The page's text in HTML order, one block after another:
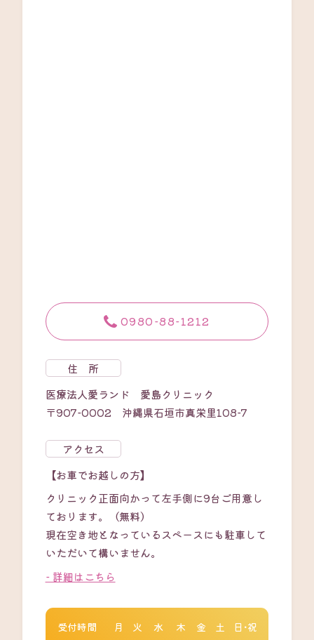
0980-88-1212
住 所
医療法人愛ランド 愛島クリニック
〒907-0002 沖縄県石垣市真栄里108-7
アクセス
【お車でお越しの方】
クリニック正面向かって左手側に9台ご用意し
ております。（無料）
現在空き地となっているスペースにも駐車して
いただいて構いません。
- 詳細はこちら
受付時間 月 火 水 木 金 土 日・祝